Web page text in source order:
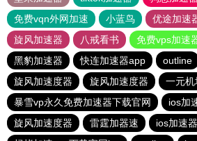
免费vqn外网加速
小蓝鸟 优途加速
旋风加速器
八戒看书
免费vps加速
黑豹加速器
快连加速器app outline
旋风加速度器
旋风加速度器
一元机
暴雪vp永久免费加速器下载官网
ios加
旋风加速度器
雷霆加器速 ios加速器